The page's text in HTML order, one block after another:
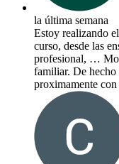
la última semana
Estoy realizando
curso, desde las
profesional, …
familiar. De hecho
proximamente